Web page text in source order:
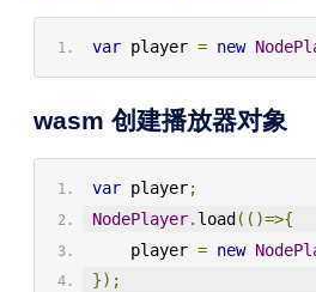
var player = new
wasm 创建播放器对象
var player;
NodePlayer. load (()=>{
     player
= new
});